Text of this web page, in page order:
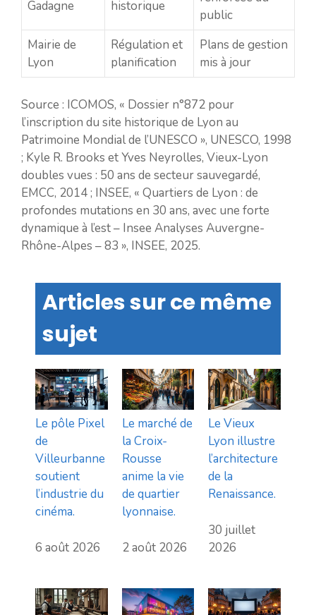
Gadagne historique
public
Mairie de
Lyon
Régulation et
planification
Plans de gestion
mis à jour
Source : ICOMOS, « Dossier n°872 pour
l’inscription du site historique de Lyon au
Patrimoine Mondial de l’UNESCO », UNESCO, 1998
; Kyle R. Brooks et Yves Neyrolles, Vieux-Lyon
doubles vues : 50 ans de secteur sauvegardé,
EMCC, 2014 ; INSEE, « Quartiers de Lyon : de
profondes mutations en 30 ans, avec une forte
dynamique à l’est – Insee Analyses Auvergne-
Rhône-Alpes – 83 », INSEE, 2025.
Articles sur ce même
sujet
Le pôle Pixel
de
Villeurbanne
soutient
l’industrie du
cinéma.
6 août 2026
Le marché de
la Croix-
Rousse
anime la vie
de quartier
lyonnaise.
2 août 2026
Le Vieux
Lyon illustre
l’architecture
de la
Renaissance.
30 juillet
2026